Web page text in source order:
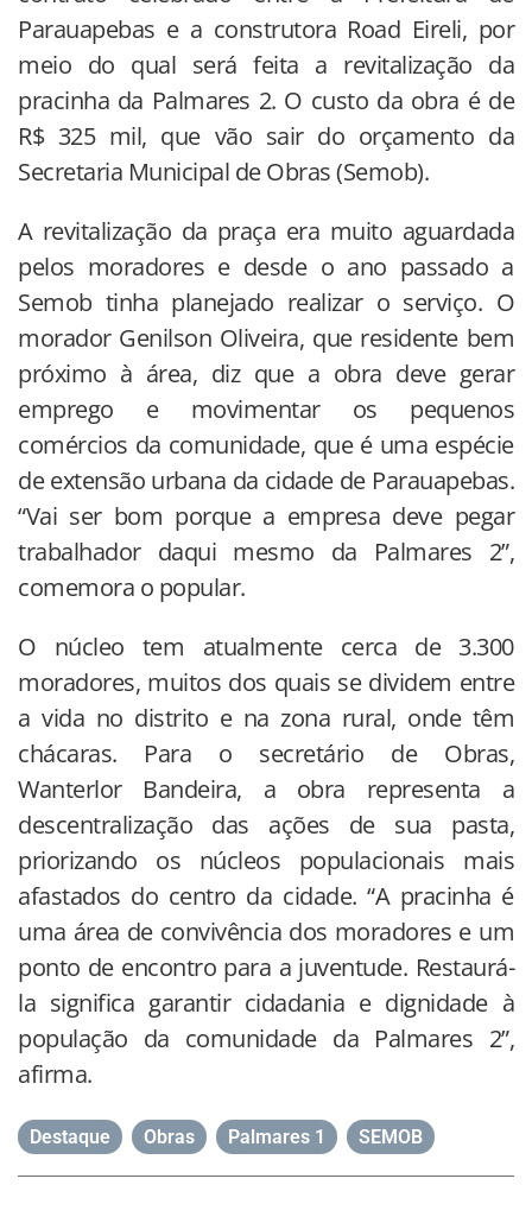
Parauapebas e a construtora Road Eireli, por
meio do qual será feita a revitalização da
pracinha da Palmares 2. O custo da obra é de
R$ 325 mil, que vão sair do orçamento da
Secretaria Municipal de Obras (Semob).
A revitalização da praça era muito aguardada
pelos moradores e desde o ano passado a
Semob tinha planejado realizar o serviço. O
morador Genilson Oliveira, que residente bem
próximo à área, diz que a obra deve gerar
emprego e movimentar os pequenos
comércios da comunidade, que é uma espécie
de extensão urbana da cidade de Parauapebas.
“Vai ser bom porque a empresa deve pegar
trabalhador daqui mesmo da Palmares 2”,
comemora o popular.
O núcleo tem atualmente cerca de 3.300
moradores, muitos dos quais se dividem entre
a vida no distrito e na zona rural, onde têm
chácaras. Para o secretário de Obras,
Wanterlor Bandeira, a obra representa a
descentralização das ações de sua pasta,
priorizando os núcleos populacionais mais
afastados do centro da cidade. “A pracinha é
uma área de convivência dos moradores e um
ponto de encontro para a juventude. Restaurá-
la significa garantir cidadania e dignidade à
população da comunidade da Palmares 2”,
afirma.
Destaque Obras Palmares 1 SEMOB